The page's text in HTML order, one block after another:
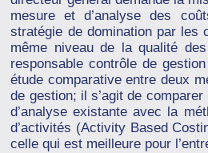
mesure et d’analyse des
stratégie de domination par les
même niveau de la qualité
responsable contrôle de
étude comparative entre deux
de gestion; il s’agit de
d’analyse existante avec la
d’activités (Activity Based
celle qui est meilleure pour